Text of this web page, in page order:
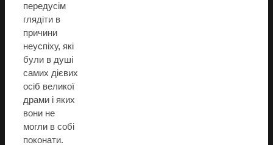
передусім
глядіти в
причини
неуспіху, які
були в душі
самих дієвих
осіб великої
драми і яких
вони не
могли в собі
поконати.